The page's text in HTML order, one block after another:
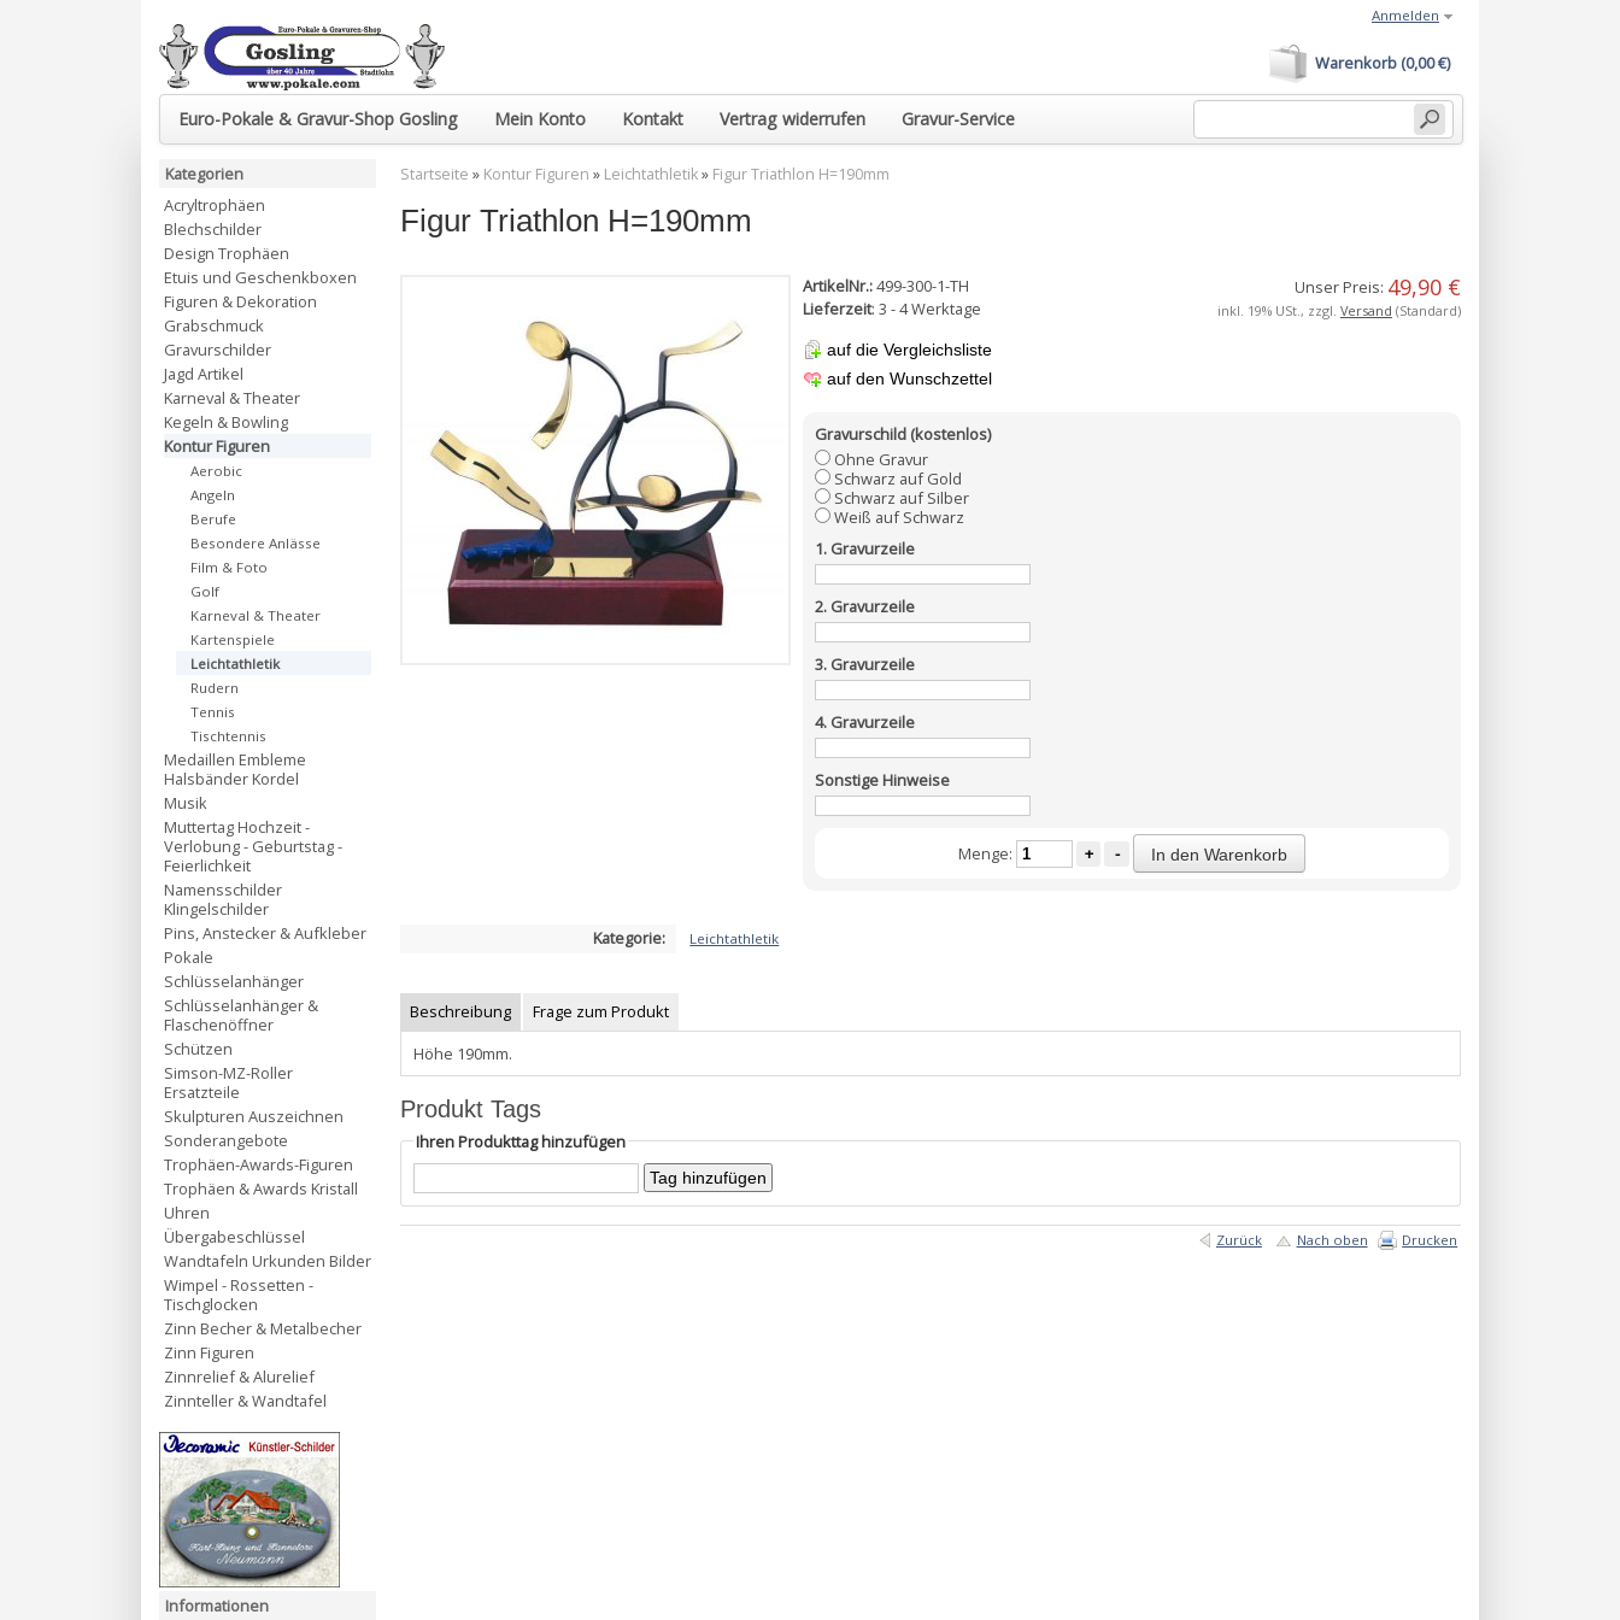
Euro-Pokale & Gravur-Shop Gosling Mein Konto Kontakt Vertrag widerrufen Gravur-Service
Warenkorb (0,00 €)
Anmelden
Startseite » Kontur Figuren » Leichtathletik» Figur Triathlon H=190mm
Figur Triathlon H=190mm
ArtikelNr.:499-300-1-TH
Lieferzeit: 3 - 4 Werktage
auf die Vergleichsliste
auf den Wunschzettel
Unser Preis: 49,90 €
inkl. 19% USt., zzgl. Versand (Standard)
Gravurschild (kostenlos)
Ohne Gravur
Schwarz auf Gold
Schwarz auf Silber
Weiß auf Schwarz
1. Gravurzeile
2. Gravurzeile
3. Gravurzeile
4. Gravurzeile
Sonstige Hinweise
Menge: + - In den Warenkorb
Kategorie: Leichtathletik
Beschreibung
Frage zum Produkt
Höhe 190mm.
Produkt Tags
Ihren Produkttag hinzufügen
Zurück Nach oben Drucken
Kategorien
Acryltrophäen
Blechschilder
Design Trophäen
Etuis und Geschenkboxen
Figuren & Dekoration
Grabschmuck
Gravurschilder
Jagd Artikel
Karneval & Theater
Kegeln & Bowling
Kontur Figuren
Aerobic
Angeln
Berufe
Besondere Anlässe
Film & Foto
Golf
Karneval & Theater
Kartenspiele
Leichtathletik
Rudern
Tennis
Tischtennis
Medaillen Embleme
Halsbänder Kordel
Musik
Muttertag Hochzeit -
Verlobung - Geburtstag -
Feierlichkeit
Namensschilder
Klingelschilder
Pins, Anstecker & Aufkleber
Pokale
Schlüsselanhänger
Schlüsselanhänger &
Flaschenöffner
Schützen
Simson-MZ-Roller
Ersatzteile
Skulpturen Auszeichnen
Sonderangebote
Trophäen-Awards-Figuren
Trophäen & Awards Kristall
Uhren
Übergabeschlüssel
Wandtafeln Urkunden Bilder
Wimpel - Rossetten -
Tischglocken
Zinn Becher & Metalbecher
Zinn Figuren
Zinnrelief & Alurelief
Zinnteller & Wandtafel
Informationen